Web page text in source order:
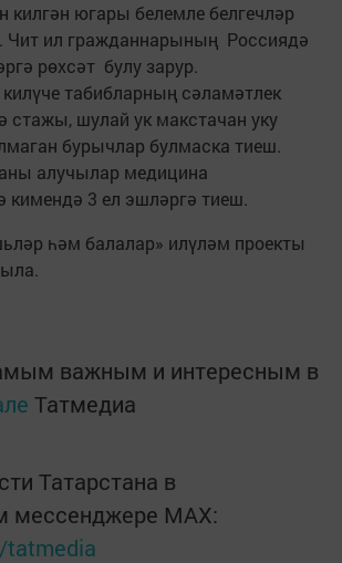
килгән югары белемле белгечләр
Чит ил гражданнарының Россиядә
рөхсәт булу зарур.
табибларның сәламәтлек
стажы, шулай ук макстачан уку
бурычлар булмаска тиеш.
алучылар медицина
кимендә 3 ел эшләргә тиеш.
һәм балалар» илүләм проекты
важным и интересным в
Татмедиа
Татарстана в
мессенджере MАХ: